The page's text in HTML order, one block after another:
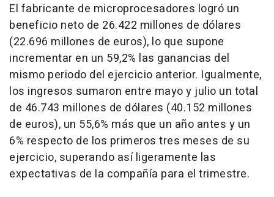
El fabricante de microprocesadores logró un
beneficio neto de 26.422 millones de dólares
(22.696 millones de euros), lo que supone
incrementar en un 59,2% las ganancias del
mismo periodo del ejercicio anterior. Igualmente,
los ingresos sumaron entre mayo y julio un total
de 46.743 millones de dólares (40.152 millones
de euros), un 55,6% más que un año antes y un
6% respecto de los primeros tres meses de su
ejercicio, superando así ligeramente las
expectativas de la compañía para el trimestre.